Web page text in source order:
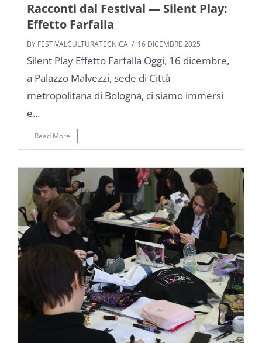
Racconti dal Festival — Silent Play:
Effetto Farfalla
BY FESTIVALCULTURATECNICA / 16 DICEMBRE 2025
Silent Play Effetto Farfalla Oggi, 16 dicembre,
a Palazzo Malvezzi, sede di Città
metropolitana di Bologna, ci siamo immersi
e...
Read More